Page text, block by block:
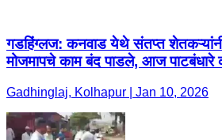
गडहिंग्लज: कनवाड येथे संतप्त शेतकऱ्यांनी
मोजमापचे काम बंद पाडले, आज पाटबंधारे
Gadhinglaj, Kolhapur | Jan 10, 2026